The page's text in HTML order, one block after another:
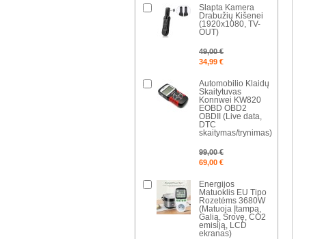
Slapta Kamera
Drabužių Kišenei
(1920x1080, TV-
OUT)
49,00 €
34,99 €
Automobilio Klaidų
Skaitytuvas
Konnwei KW820
EOBD OBD2
OBDII (Live data,
DTC
skaitymas/trynimas)
99,00 €
69,00 €
Energijos
Matuoklis EU Tipo
Rozetėms 3680W
(Matuoja Įtampą,
Galią, Srovę, CO2
emisiją, LCD
ekranas)